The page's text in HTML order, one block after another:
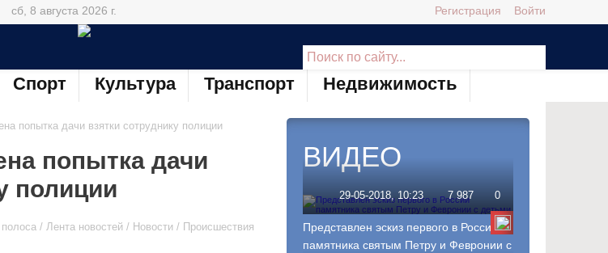
Регистрация Войти
сб, 8 августа 2026 г.
Спорт Культура Транспорт
Недвижимость
попытка дачи взятки сотруднику полиции
попытка дачи
полиции
полоса / Лента новостей / Новости / Происшествия
ВИДЕО
29-05-2018, 10:23 7 987 0
Представлен эскиз первого в России
памятника святым Петру и Февронии с